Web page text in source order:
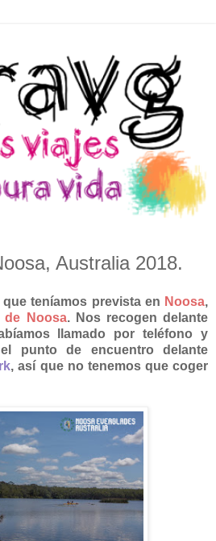
Australia 2018.
teníamos prevista en Noosa,
de Noosa. Nos recogen delante
llamado por teléfono y
punto de encuentro delante
, así que no tenemos que coger